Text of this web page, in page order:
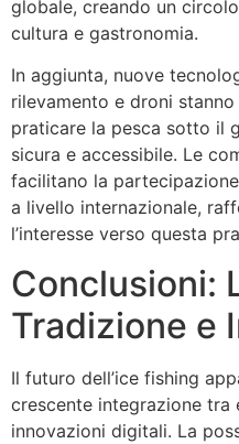
globale, creando un
cultura e gastronomia.
In aggiunta, nuove
rilevamento e droni
praticare la pesca sotto il
sicura e accessibile. Le
facilitano la
a livello internazionale,
l’interesse verso questa
Conclusioni:
Tradizione e
Il futuro dell’ice fishing
crescente integrazione tra
innovazioni digitali. La